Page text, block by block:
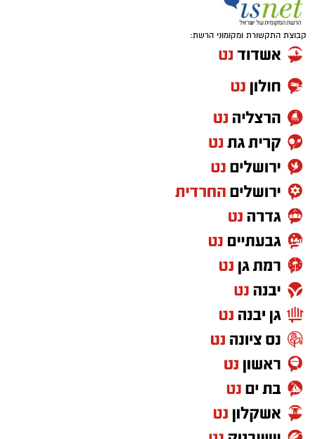
קבוצת התקשורת ומקומוני הרשת: